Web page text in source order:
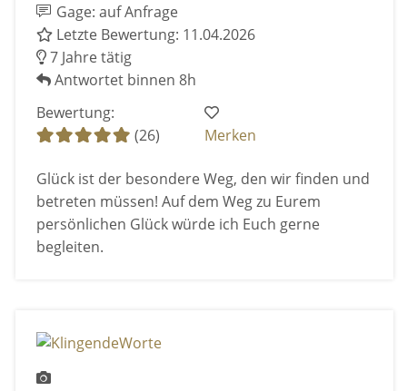
Gage: auf Anfrage
Letzte Bewertung: 11.04.2026
7 Jahre tätig
Antwortet binnen 8h
Bewertung:
(26)
Merken
Glück ist der besondere Weg, den wir finden und
betreten müssen! Auf dem Weg zu Eurem
persönlichen Glück würde ich Euch gerne
begleiten.